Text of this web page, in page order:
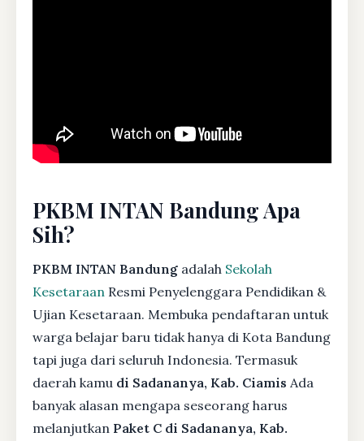
PKBM INTAN Bandung Apa
Sih?
PKBM INTAN Bandung adalah Sekolah
Kesetaraan Resmi Penyelenggara Pendidikan &
Ujian Kesetaraan. Membuka pendaftaran untuk
warga belajar baru tidak hanya di Kota Bandung
tapi juga dari seluruh Indonesia. Termasuk
daerah kamu di Sadananya, Kab. Ciamis Ada
banyak alasan mengapa seseorang harus
melanjutkan Paket C di Sadananya, Kab.